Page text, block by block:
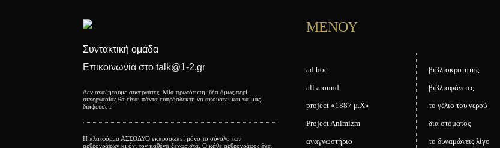
Συντακτική ομάδα
Επικοινωνία στο talk@1-2.gr
Δεν αναζητούμε συνεργάτες. Μία πρωτότυπη ιδέα όμως περί
συνεργασίας θα είναι πάντα ευπρόσδεκτη να ακουστεί και να μας
διαψεύσει.
Η πλατφόρμα ΑΣΣΟΔΥΟ εκπροσωπεί μόνο το σύνολο των
αρθρογράφων κι όχι τον καθένα ξεχωριστά. Ο κάθε αρθρογράφος έχει
ΜΕΝΟΥ
ad hoc
all around
project «1887 μ.Χ»
Project Animizm
αναγνωστήριο
βιβλιοκροτητής
βιβλιοφάνειες
το γέλιο του νερού
δια στόματος
το δυναμώνεις λίγο